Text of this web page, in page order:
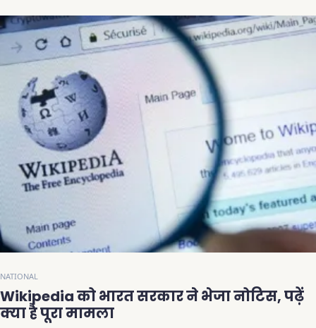
NATIONAL
Wikipedia को भारत सरकार ने भेजा नोटिस, पढ़ें
क्या है पूरा मामला